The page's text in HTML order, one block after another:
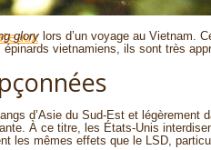
glory lors d’un voyage au Vietnam.
vietnamiens, ils sont très
d’Asie du Sud-Est et légèrement
À ce titre, les États-Unis
les mêmes effets que le LSD,